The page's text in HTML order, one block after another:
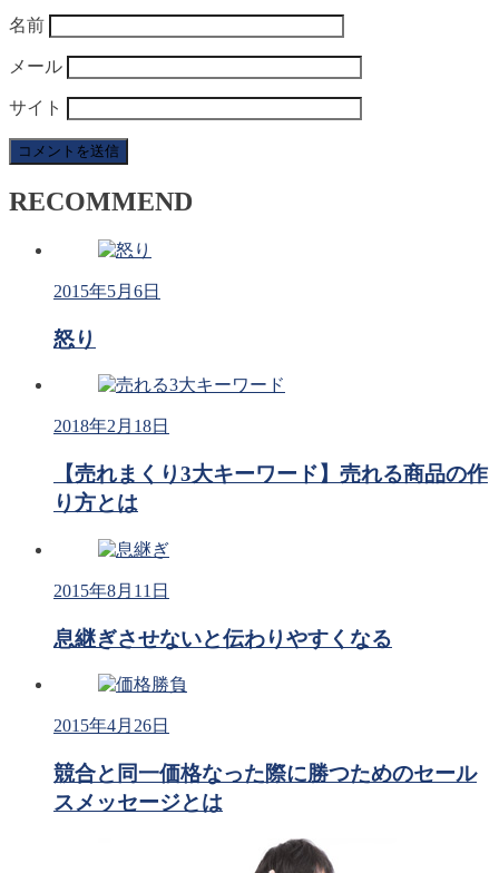
名前
メール
サイト
RECOMMEND
2015年5月6日
怒り
2018年2月18日
【売れまくり3大キーワード】売れる商品の作
り方とは
2015年8月11日
息継ぎさせないと伝わりやすくなる
2015年4月26日
競合と同一価格なった際に勝つためのセール
スメッセージとは